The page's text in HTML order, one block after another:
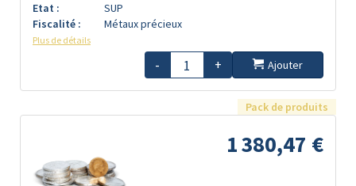
Etat :
SUP
Fiscalité :
Métaux précieux
Plus de détails
- + Ajouter
Pack de produits
1 380,47 €